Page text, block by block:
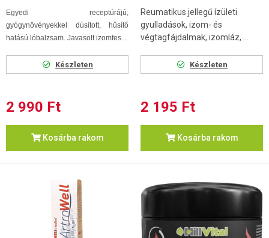
Egyedi receptúrájú,
gyógynövényekkel dúsított, hűsítő
hatású lóbalzsam. Javasolt izomfes...
Készleten
2 990 Ft
Kosárba rakom
Reumatikus jellegű ízületi
gyulladások, izom- és
végtagfájdalmak, izomláz, ...
Készleten
2 195 Ft
Kosárba rakom